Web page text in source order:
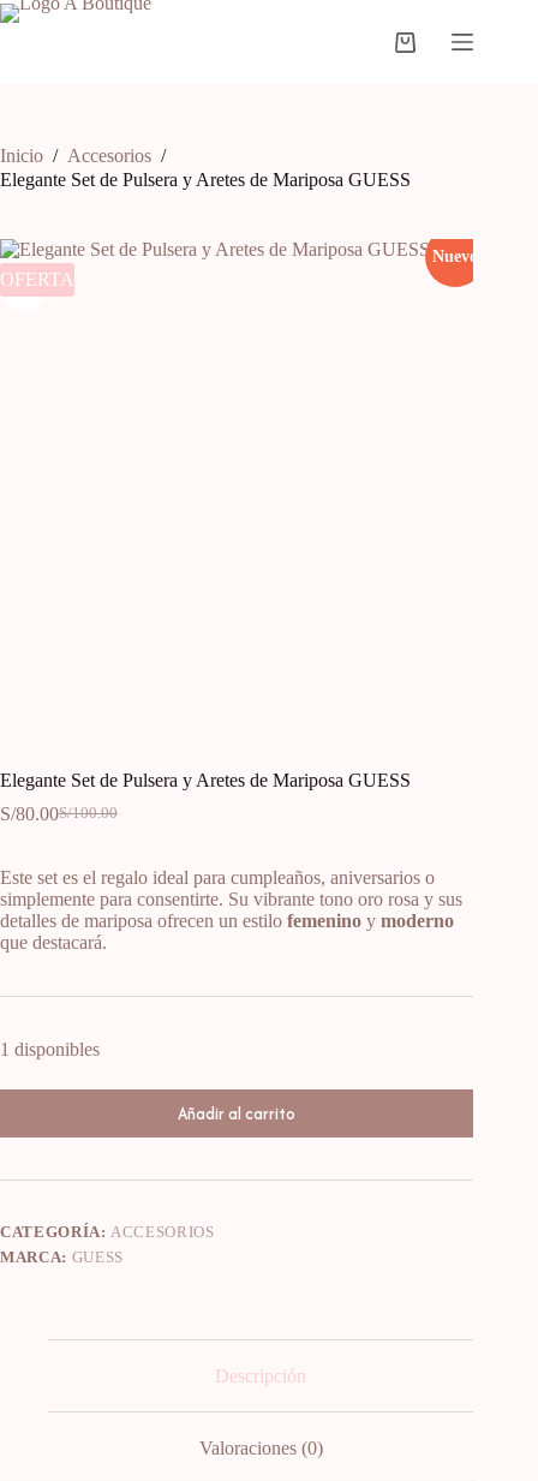
Inicio / Accesorios /
Elegante Set de Pulsera y Aretes de Mariposa GUESS
OFERTA
Nuevo
Elegante Set de Pulsera y Aretes de Mariposa GUESS
S/100.00
S/80.00
Este set es el regalo ideal para cumpleaños, aniversarios o
simplemente para consentirte. Su vibrante tono oro rosa y sus
detalles de mariposa ofrecen un estilo femenino y moderno
que destacará.
1 disponibles
Añadir al carrito
CATEGORÍA: ACCESORIOS
MARCA: GUESS
Descripción
Valoraciones (0)